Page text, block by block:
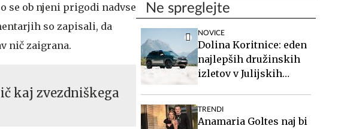
se ob njeni prigodi nadvse
so zapisali, da
nič zaigrana.
kaj zvezdniškega
Ne spreglejte
NOVICE
Dolina Koritnice: eden
najlepših družinskih
izletov v Julijskih
TRENDI
Anamaria Goltes naj bi